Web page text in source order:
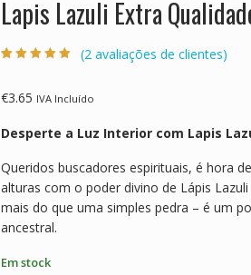
Lapis Lazuli Extra
classificaçõe
(2 avaliações de clientes)
€3.65 IVA Incluído
Desperte a Luz Interior com Lapis
Queridos buscadores espirituais, é hora
alturas com o poder divino de Lápis
mais do que uma simples pedra – é um
ancestral.
Em stock